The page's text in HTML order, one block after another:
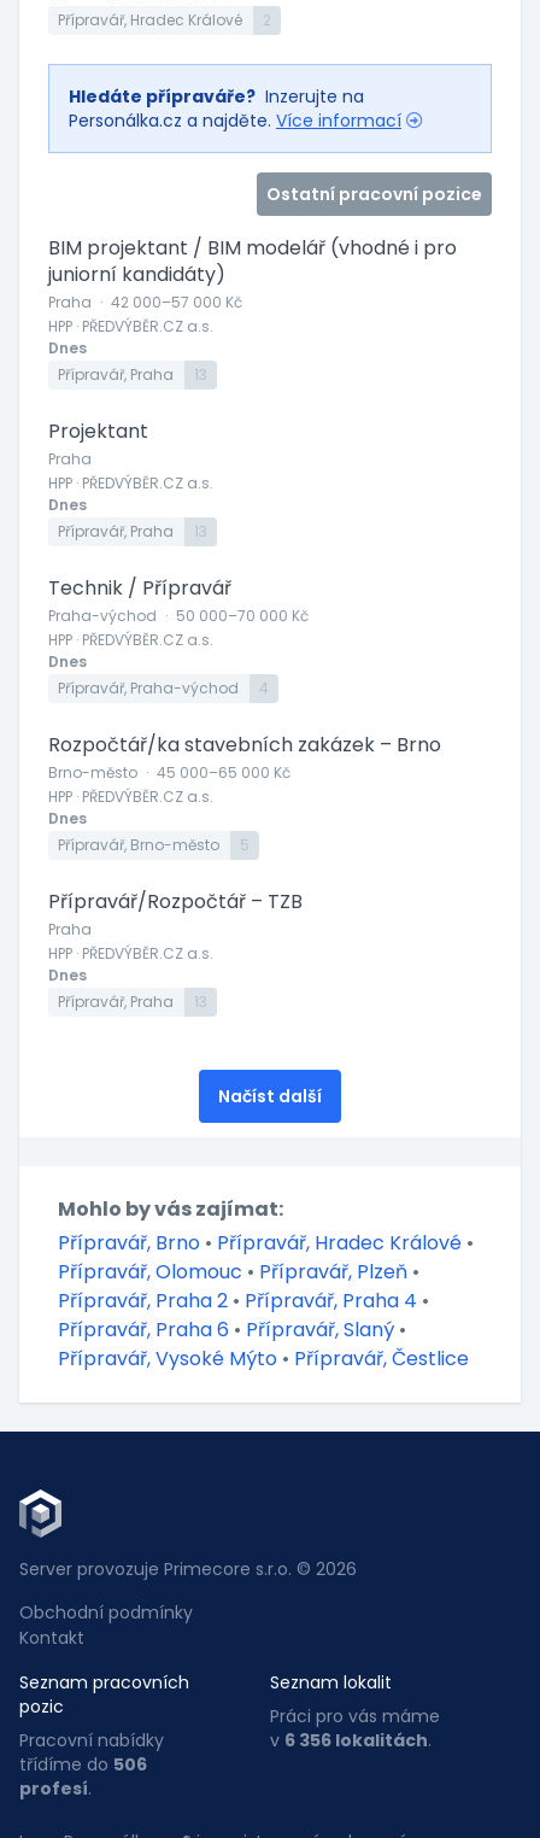
Přípravář, Hradec Králové
2
Hledáte přípraváře? Inzerujte na
Personálka.cz a najděte. Více informací
Ostatní pracovní pozice
BIM projektant / BIM modelář (vhodné i pro
juniorní kandidáty)
Praha · 42 000–57 000 Kč
HPP · PŘEDVÝBĚR.CZ a.s.
Dnes
Přípravář, Praha
13
Projektant
Praha
HPP · PŘEDVÝBĚR.CZ a.s.
Dnes
Přípravář, Praha
13
Technik / Přípravář
Praha-východ · 50 000–70 000 Kč
HPP · PŘEDVÝBĚR.CZ a.s.
Dnes
Přípravář, Praha-východ
4
Rozpočtář/ka stavebních zakázek – Brno
Brno-město · 45 000–65 000 Kč
HPP · PŘEDVÝBĚR.CZ a.s.
Dnes
Přípravář, Brno-město
5
Přípravář/Rozpočtář – TZB
Praha
HPP · PŘEDVÝBĚR.CZ a.s.
Dnes
Přípravář, Praha
13
Načíst další
Mohlo by vás zajímat:
Přípravář, Brno • Přípravář, Hradec Králové •
Přípravář, Olomouc • Přípravář, Plzeň •
Přípravář, Praha 2 • Přípravář, Praha 4 •
Přípravář, Praha 6 • Přípravář, Slaný •
Přípravář, Vysoké Mýto • Přípravář, Čestlice
Server provozuje Primecore s.r.o. © 2026
Obchodní podmínky
Kontakt
Seznam pracovních
pozic
Pracovní nabídky
třídíme do 506
profesí.
Seznam lokalit
Práci pro vás máme
v 6 356 lokalitách.